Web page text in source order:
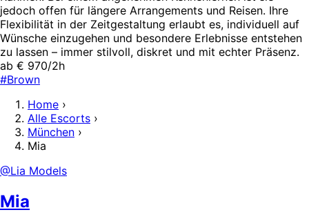
jedoch offen für längere Arrangements und Reisen. Ihre
Flexibilität in der Zeitgestaltung erlaubt es, individuell auf
Wünsche einzugehen und besondere Erlebnisse entstehen
zu lassen – immer stilvoll, diskret und mit echter Präsenz.
ab € 970/2h
#Brown
Home ›
Alle Escorts ›
München ›
Mia
@Lia Models
Mia